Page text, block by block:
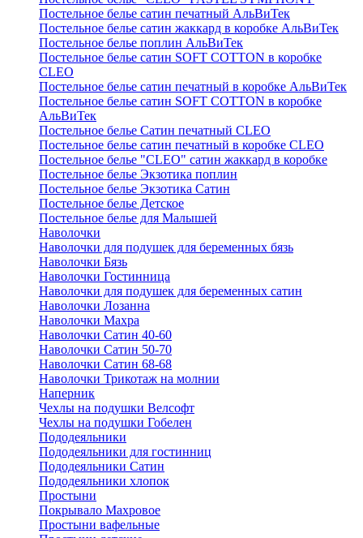
Постельное белье сатин печатный АльВиТек
Постельное белье сатин жаккард в коробке АльВиТек
Постельное белье поплин АльВиТек
Постельное белье сатин SOFT COTTON в коробке
CLEO
Постельное белье сатин печатный в коробке АльВиТек
Постельное белье сатин SOFT COTTON в коробке
АльВиТек
Постельное белье Сатин печатный CLEO
Постельное белье сатин печатный в коробке CLEO
Постельное белье "CLEO" сатин жаккард в коробке
Постельное белье Экзотика поплин
Постельное белье Экзотика Сатин
Постельное белье Детское
Постельное белье для Малышей
Наволочки
Наволочки для подушек для беременных бязь
Наволочки Бязь
Наволочки Гостинница
Наволочки для подушек для беременных сатин
Наволочки Лозанна
Наволочки Махра
Наволочки Сатин 40-60
Наволочки Сатин 50-70
Наволочки Сатин 68-68
Наволочки Трикотаж на молнии
Наперник
Чехлы на подушки Велсофт
Чехлы на подушки Гобелен
Пододеяльники
Пододеяльники для гостинниц
Пододеяльники Сатин
Пододеяльники хлопок
Простыни
Покрывало Махровое
Простыни вафельные